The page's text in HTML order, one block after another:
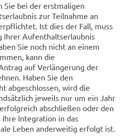
Sie bei der erstmaligen
zur Teilnahme an
Ist dies der Fall, muss
Ihrer Aufenthaltserlaubnis
Sie noch nicht an einem
kann die
auf Verlängerung der
Haben Sie den
abgeschlossen, wird die
jeweils nur um ein Jahr
abschließen oder den
Ihre Integration in das
Leben anderweitig erfolgt ist.